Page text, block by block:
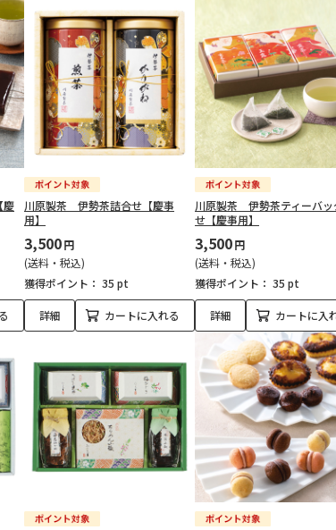
慶
川原製茶 伊勢茶詰合せ【慶事
用】
3,500円
(送料・税込)
獲得ポイント： 35 pt
詳細 カートに入れる
川原製茶 伊勢茶ティーバッ
せ【慶事用】
3,500円
(送料・税込)
獲得ポイント： 35 pt
詳細 カートに入